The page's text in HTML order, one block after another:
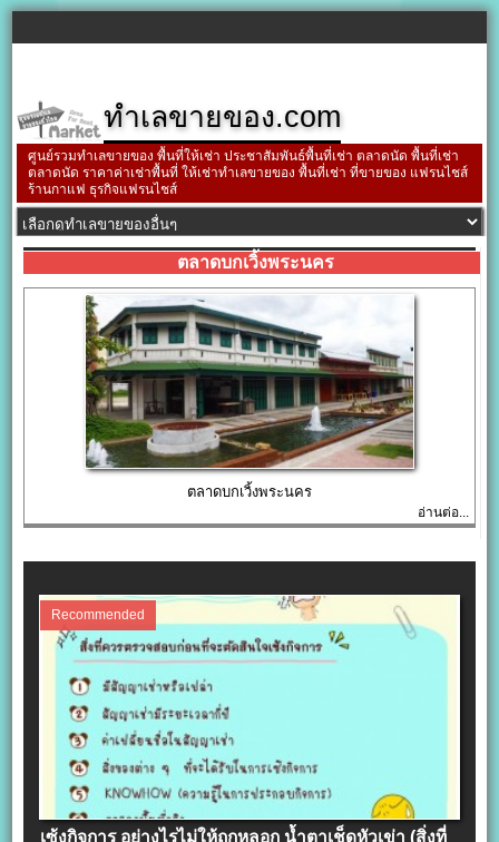
ทำเลขายของ.com
ศูนย์รวมทำเลขายของ พื้นที่ให้เช่า ประชาสัมพันธ์พื้นที่เช่า ตลาดนัด พื้นที่เช่า
ตลาดนัด ราคาค่าเช่าพื้นที่ ให้เช่าทำเลขายของ พื้นที่เช่า ที่ขายของ แฟรนไชส์
ร้านกาแฟ ธุรกิจแฟรนไชส์
ตลาดบกเวิ้งพระนคร
ตลาดบกเวิ้งพระนคร
อ่านต่อ...
Recommended
เซ้งกิจการ อย่างไรไม่ให้ถูกหลอก น้ำตาเช็ดหัวเข่า (สิ่งที่